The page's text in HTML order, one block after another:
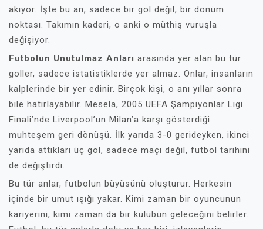
akıyor. İşte bu an, sadece bir gol değil; bir dönüm
noktası. Takımın kaderi, o anki o müthiş vuruşla
değişiyor.
Futbolun Unutulmaz Anları arasında yer alan bu tür
goller, sadece istatistiklerde yer almaz. Onlar, insanların
kalplerinde bir yer edinir. Birçok kişi, o anı yıllar sonra
bile hatırlayabilir. Mesela, 2005 UEFA Şampiyonlar Ligi
Finali’nde Liverpool’un Milan’a karşı gösterdiği
muhteşem geri dönüşü. İlk yarıda 3-0 gerideyken, ikinci
yarıda attıkları üç gol, sadece maçı değil, futbol tarihini
de değiştirdi.
Bu tür anlar, futbolun büyüsünü oluşturur. Herkesin
içinde bir umut ışığı yakar. Kimi zaman bir oyuncunun
kariyerini, kimi zaman da bir kulübün geleceğini belirler.